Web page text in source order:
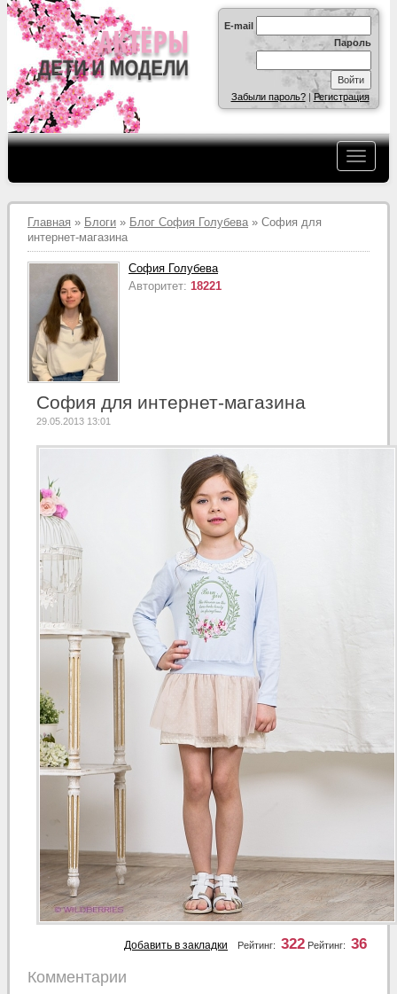
E-mail
Пароль
Забыли пароль?|Регистрация
Главная » Блоги » Блог София Голубева » София для
интернет-магазина
София Голубева
Авторитет: 18221
София для интернет-магазина
29.05.2013 13:01
Рейтинг: 36
Рейтинг: 322
Добавить в закладки
Комментарии